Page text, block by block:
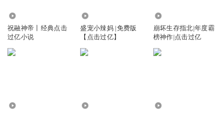
回复 @112015387灵玉 只想看到猪脚死
祝融神帝丨经典点击
过亿小说
盛宠小辣妈 |免费版
【点击过亿】
崩坏生存指北|年度霸
榜神作|点击过亿